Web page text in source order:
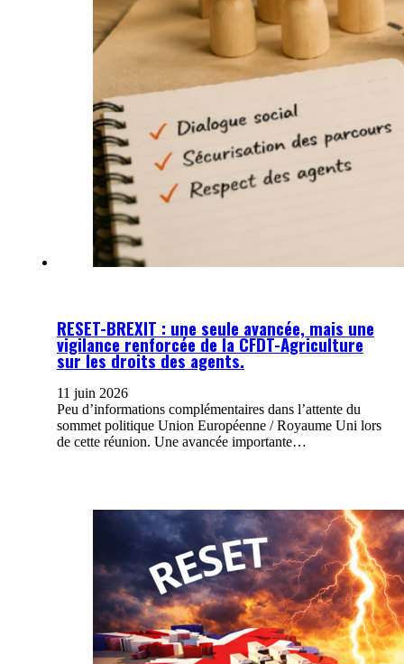
RESET-BREXIT : une seule avancée, mais une
vigilance renforcée de la CFDT-Agriculture
sur les droits des agents.
11 juin 2026
Peu d’informations complémentaires dans l’attente du
sommet politique Union Européenne / Royaume Uni lors
de cette réunion. Une avancée importante…